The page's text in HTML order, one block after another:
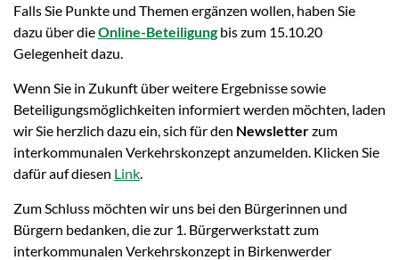
Falls Sie Punkte und Themen ergänzen wollen, haben Sie
dazu über dieOnline-Beteiligungbis zum 15.10.20
Gelegenheit dazu.
Wenn Sie in Zukunft über weitere Ergebnisse sowie
Beteiligungsmöglichkeiten informiert werden möchten, laden
wir Sie herzlich dazu ein, sich für den Newsletterzum
interkommunalen Verkehrskonzept anzumelden. Klicken Sie
dafür auf diesen Link
Zum Schluss möchten wir uns bei den Bürgerinnen und
Bürgern bedanken, die zur 1. Bürgerwerkstatt zum
interkommunalen Verkehrskonzept in Birkenwerder